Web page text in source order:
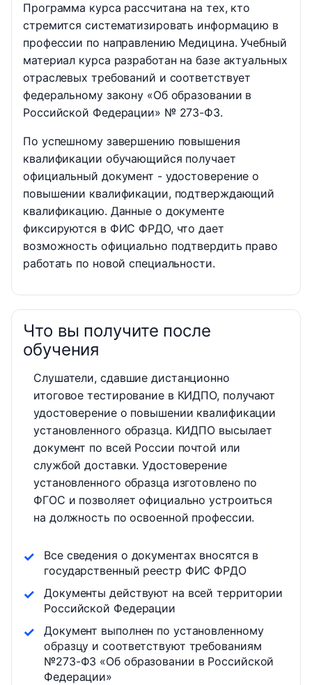
Программа курса рассчитана на тех, кто
стремится систематизировать информацию в
профессии по направлению Медицина. Учебный
материал курса разработан на базе актуальных
отраслевых требований и соответствует
федеральному закону «Об образовании в
Российской Федерации» № 273-ФЗ.
По успешному завершению повышения
квалификации обучающийся получает
официальный документ - удостоверение о
повышении квалификации, подтверждающий
квалификацию. Данные о документе
фиксируются в ФИС ФРДО, что дает
возможность официально подтвердить право
работать по новой специальности.
Что вы получите после
обучения
Слушатели, сдавшие дистанционно
итоговое тестирование в КИДПО, получают
удостоверение о повышении квалификации
установленного образца. КИДПО высылает
документ по всей России почтой или
службой доставки. Удостоверение
установленного образца изготовлено по
ФГОС и позволяет официально устроиться
на должность по освоенной профессии.
Все сведения о документах вносятся в
государственный реестр ФИС ФРДО
Документы действуют на всей территории
Российской Федерации
Документ выполнен по установленному
образцу и соответствуют требованиям
№273-ФЗ «Об образовании в Российской
Федерации»